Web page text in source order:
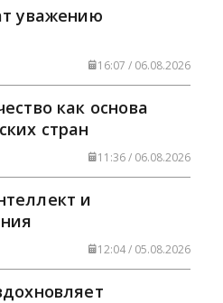
уважению
16:07 / 06.08.2026
как основа
стран
11:36 / 06.08.2026
и
12:04 / 05.08.2026